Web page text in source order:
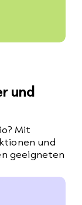
und
Mit
und
geeigneten